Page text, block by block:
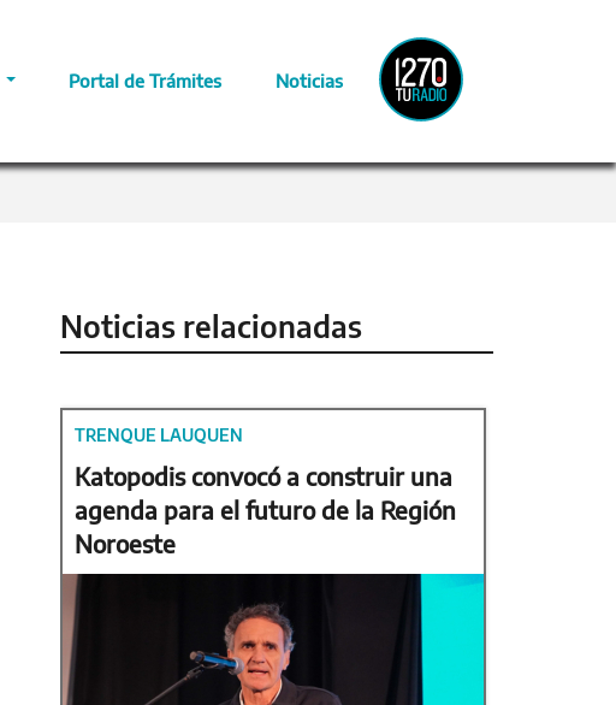
Portal de Trámites Noticias
Radio
Provincia
Noticias relacionadas
TRENQUE LAUQUEN
Katopodis convocó a construir una
agenda para el futuro de la Región
Noroeste